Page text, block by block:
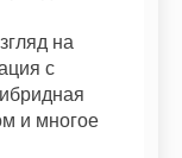
на
с
и многое